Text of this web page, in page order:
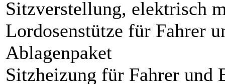
Sitzverstellung, elektrisch
Lordosenstütze für Fahrer
Ablagenpaket
Sitzheizung für Fahrer und